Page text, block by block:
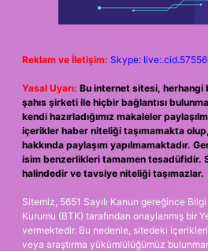
Reklam ve İletişim: Skype:
Yasal Uyarı: Bu internet sitesi, herhangi
şahıs şirketi ile hiçbir bağlantısı
kendi hazırladığımız makaleler
içerikler haber niteliği taşımamakta
hakkında paylaşım yapılmamaktadır.
isim benzerlikleri tamamen tesadüfidir.
halindedir ve tavsiye niteliği taşımazlar.
Sitemiz, 5651 Sayılı Kanun gereğince
Kurumu (BTK) tarafından onaylanmış bir
vermektedir. Bu nedenle, sitedeki
veya araştırma yükümlülüğümüz